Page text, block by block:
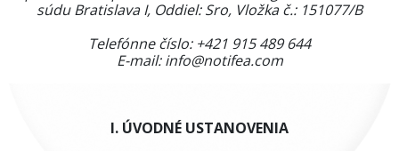
súdu Bratislava I, Oddiel: Sro, Vložka č.: 151077/B
Telefónne číslo: +421 915 489 644
E-mail:info@notifea.com
I. ÚVODNÉ USTANOVENIA